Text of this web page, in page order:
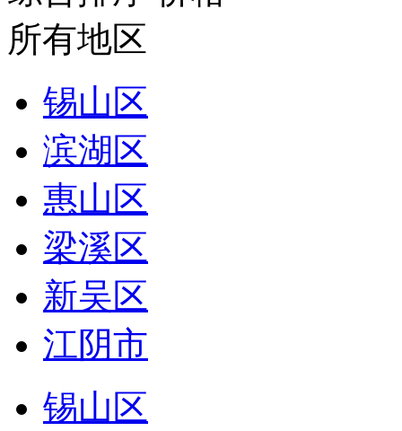
所有地区
锡山区
滨湖区
惠山区
梁溪区
新吴区
江阴市
锡山区